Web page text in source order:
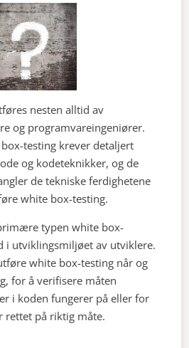
nesten alltid av
og programvareingeniører.
testing krever detaljert
og kodeteknikker, og de
de tekniske ferdighetene
white box-testing.
typen white box-
i utviklingsmiljøet av utviklere.
white box-testing når og
for å verifisere måten
i koden fungerer på eller for
rettet på riktig måte.